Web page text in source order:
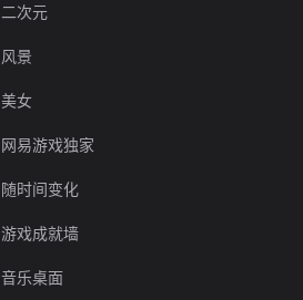
二次元
风景
美女
网易游戏独家
随时间变化
游戏成就墙
音乐桌面